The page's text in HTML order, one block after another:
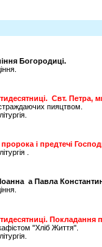
Богородиці.
Свт. Петра,
пияцтвом.
і предтечі
.
а Павла
"Хліб Життя".